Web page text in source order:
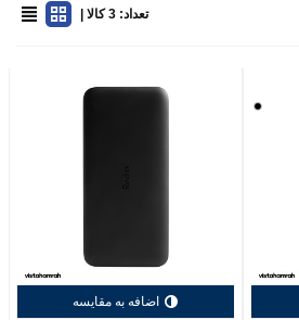
تعداد: 3 کالا |
مشکی
اضافه به مقایسه